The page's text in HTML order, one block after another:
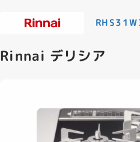
Rinnai デリシア